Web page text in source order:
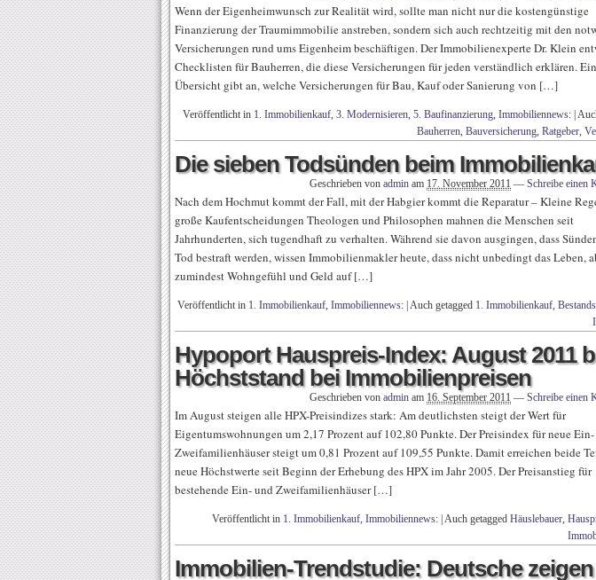
Wenn der Eigenheimwunsch zur Realität wird, sollte man nicht nur die kostengünstige
Finanzierung der Traumimmobilie anstreben, sondern sich auch rechtzeitig mit den
Versicherungen rund ums Eigenheim beschäftigen. Der Immobilienexperte Dr. Klein
Checklisten für Bauherren, die diese Versicherungen für jeden verständlich erklären.
Übersicht gibt an, welche Versicherungen für Bau, Kauf oder Sanierung von […]
Veröffentlicht in 1. Immobilienkauf, 3. Modernisieren, 5. Baufinanzierung, Immobiliennews:
Bauherren, Bauversicherung, Ratgeber,
Die sieben Todsünden beim
Geschrieben von admin am 17. November 2011 — Schreibe einen
Nach dem Hochmut kommt der Fall, mit der Habgier kommt die Reparatur – Kleine
große Kaufentscheidungen Theologen und Philosophen mahnen die Menschen seit
Jahrhunderten, sich tugendhaft zu verhalten. Während sie davon ausgingen, dass
Tod bestraft werden, wissen Immobilienmakler heute, dass nicht unbedingt das Leben,
zumindest Wohngefühl und Geld auf […]
Veröffentlicht in 1. Immobilienkauf, Immobiliennews: Auch getagged 1. Immobilienkauf,
Hypoport Hauspreis-Index: August 2011
Höchststand bei Immobilienpreisen
Geschrieben von admin am 16. September 2011 — Schreibe einen
Im August steigen alle HPX-Preisindizes stark: Am deutlichsten steigt der Wert für
Eigentumswohnungen um 2,17 Prozent auf 102,80 Punkte. Der Preisindex für neue
Zweifamilienhäuser steigt um 0,81 Prozent auf 109,55 Punkte. Damit erreichen beide
neue Höchstwerte seit Beginn der Erhebung des HPX im Jahr 2005. Der Preisanstieg für
bestehende Ein- und Zweifamilienhäuser […]
Veröffentlicht in 1. Immobilienkauf, Immobiliennews: Auch getagged Häuslebauer,
Immobilien-Trendstudie: Deutsche zeigen